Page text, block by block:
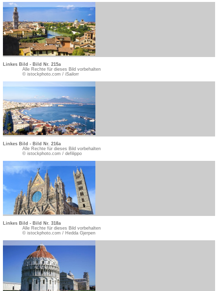
Linkes Bild - Bild Nr. 215a
Alle Rechte für dieses Bild vorbehalten
© istockphoto.com / iSailorr
Linkes Bild - Bild Nr. 216a
Alle Rechte für dieses Bild vorbehalten
© istockphoto.com / defilippo
Linkes Bild - Bild Nr. 318a
Alle Rechte für dieses Bild vorbehalten
© istockphoto.com / Hedda Gjerpen